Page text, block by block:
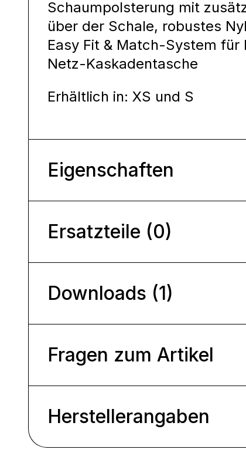
Schaumpolsterung mit
über der Schale, robustes
Easy Fit & Match-System
Netz-Kaskadentasche
Erhältlich in: XS und S
Eigenschaften
Ersatzteile (0)
Downloads (1)
Fragen zum Artikel
Herstellerangaben